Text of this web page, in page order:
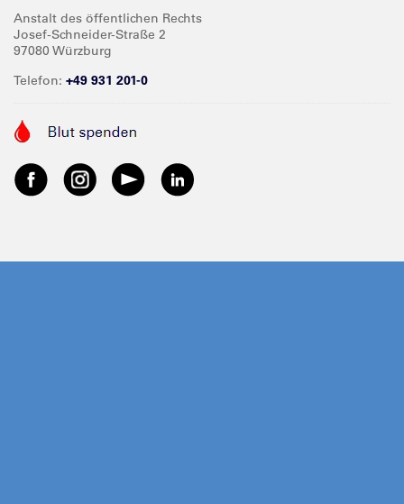
Anstalt des öffentlichen Rechts
Josef-Schneider-Straße 2
97080 Würzburg
Telefon: +49 931 201-0